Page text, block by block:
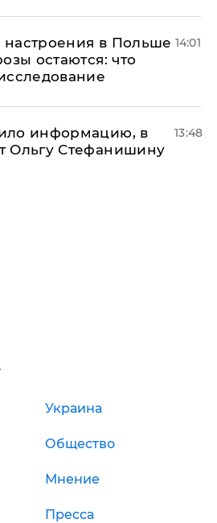
в Польше
остаются: что
14:01
информацию, в
Ольгу Стефанишину
13:48
Украина
Общество
Мнение
Пресса